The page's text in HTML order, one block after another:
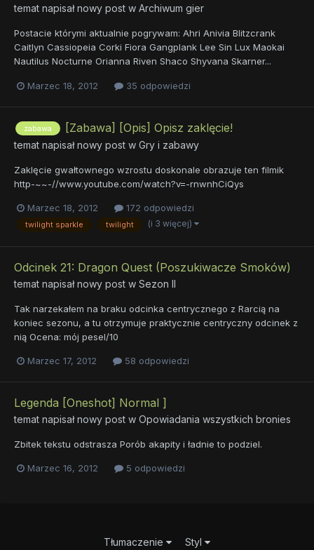
temat napisał nowy post w Archiwum gier
Postacie którymi aktualnie pogrywam: Ahri Anivia Blitzcrank
Caitlyn Cassiopeia Corki Fiora Gangplank Lee Sin Lux Maokai
Nautilus Nocturne Orianna Riven Shaco Shyvana Skarner...
Marzec 18, 2012 35 odpowiedzi
zabawa [Zabawa] [Opis] Opisz zaklęcie!
temat napisał nowy post w Gry i zabawy
Zaklęcie gwałtownego wzrostu doskonale obrazuje ten filmik
http-~~-//www.youtube.com/watch?v=-rnwnhCiQys
Marzec 18, 2012 172 odpowiedzi
twilight sparkle twilight (i 3 więcej)
Odcinek 21: Dragon Quest (Poszukiwacze Smoków)
temat napisał nowy post w Sezon II
Tak narzekałem na braku odcinka centrycznego z Rarcią na
koniec sezonu, a tu otrzymuje praktycznie centryczny odcinek z
nią Ocena: mój pesel/10
Marzec 17, 2012 58 odpowiedzi
Legenda [Oneshot] Normal ]
temat napisał nowy post w Opowiadania wszystkich bronies
Zbitek tekstu odstrasza Porób akapity i ładnie to podziel.
Marzec 16, 2012 5 odpowiedzi
Tłumaczenie Styl